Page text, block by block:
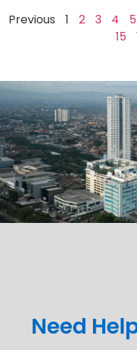
Previous 1 2 3 4 5
15
Need